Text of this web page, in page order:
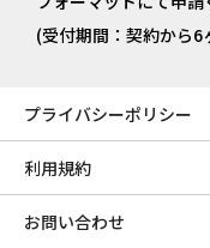
(受付期間：契約から6
プライバシーポリシー
利用規約
お問い合わせ